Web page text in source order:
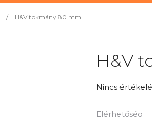
/ H&V tokmány 80 mm
H&V
A
átlagos
Nincs
Elérhetőség